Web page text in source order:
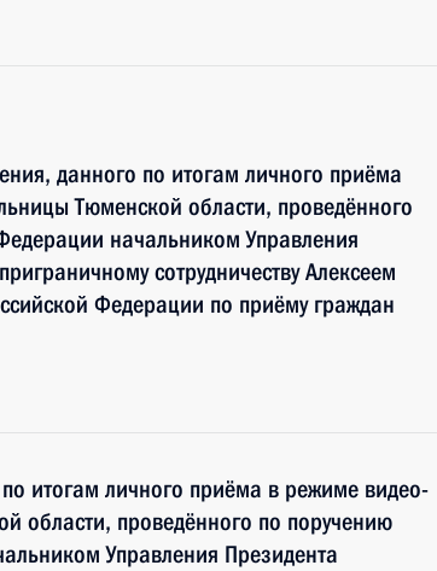
данного по итогам личного приёма
Тюменской области, проведённого
начальником Управления
сотрудничеству Алексеем
Федерации по приёму граждан
итогам личного приёма в режиме видео-
области, проведённого по поручению
Управления Президента